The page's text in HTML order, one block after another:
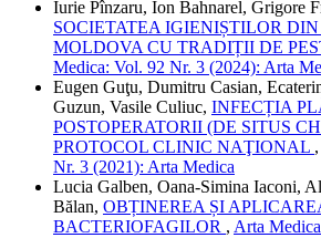
Iurie Pînzaru, Ion Bahnarel, Grigore
SOCIETATEA IGIENIȘTILOR
MOLDOVA CU TRADIȚII DE
Medica: Vol. 92 Nr. 3 (2024): Arta
Eugen Guţu, Dumitru Casian,
Guzun, Vasile Culiuc, INFECȚIA
POSTOPERATORII (DE SITUS
PROTOCOL CLINIC NAŢIONAL ,
Nr. 3 (2021): Arta Medica
Lucia Galben, Oana-Simina Iaconi,
Bălan, OBȚINEREA ȘI
BACTERIOFAGILOR , Arta